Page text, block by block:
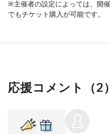
※主催者の設定によっては、開
でもチケット購入が可能です。
応援コメント（2）